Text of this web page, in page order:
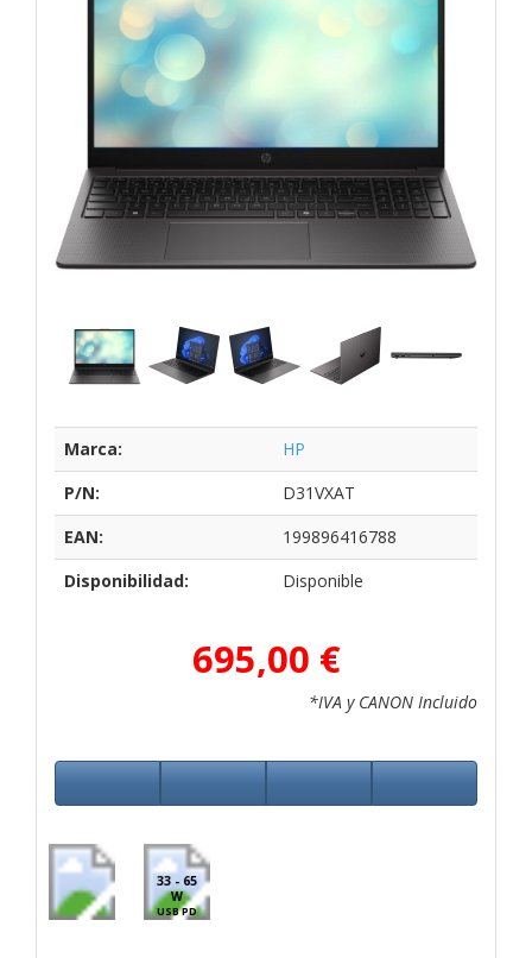
Marca:
HP
P/N:
D31VXAT
EAN:
199896416788
Disponibilidad:
Disponible
695,00 €
*IVA y CANON Incluido
33 - 65
W
USB PD